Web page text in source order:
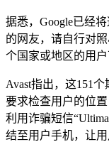
据悉，Google已经
的网友，请自行对
个国家或地区的用户
Avast指出，这151
要求检查用户的位
利用诈骗短信
结至用户手机，让